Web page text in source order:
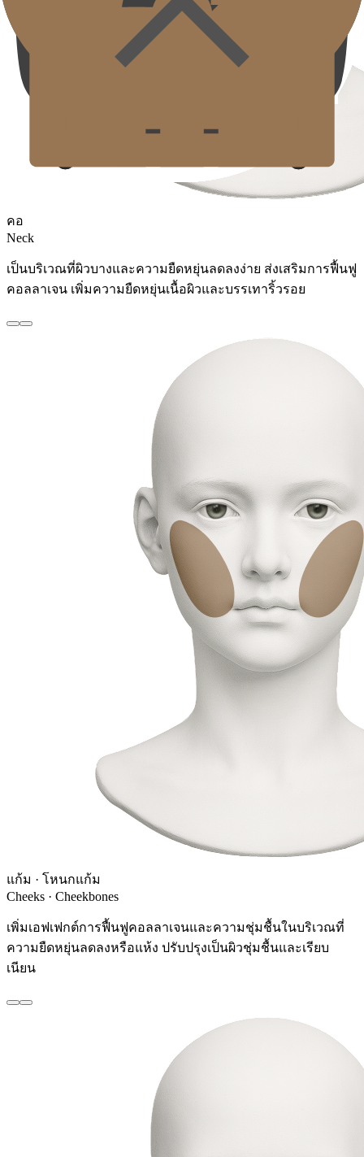
คอ
Neck
เป็นบริเวณที่ผิวบางและความยืดหยุ่นลดลงง่าย ส่งเสริมการฟื้นฟู
คอลลาเจน เพิ่มความยืดหยุ่นเนื้อผิวและบรรเทาริ้วรอย
แก้ม · โหนกแก้ม
Cheeks · Cheekbones
เพิ่มเอฟเฟกต์การฟื้นฟูคอลลาเจนและความชุ่มชื้นในบริเวณที่
ความยืดหยุ่นลดลงหรือแห้ง ปรับปรุงเป็นผิวชุ่มชื้นและเรียบ
เนียน